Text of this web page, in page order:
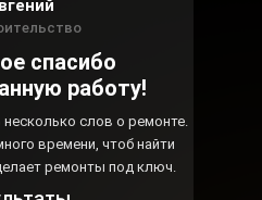
спасибо
работу!
слов о ремонте.
времени, чтоб найти
ремонты под ключ.